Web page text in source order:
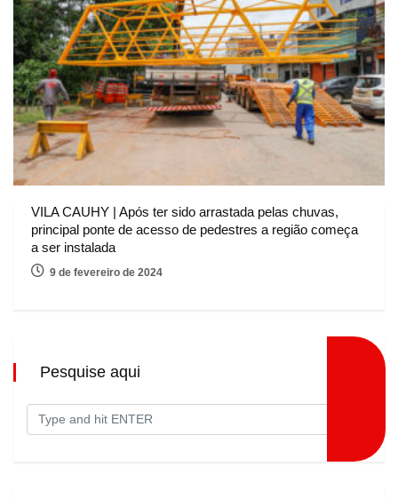
VILA CAUHY | Após ter sido arrastada pelas chuvas,
principal ponte de acesso de pedestres a região começa
a ser instalada
9 de fevereiro de 2024
Pesquise aqui